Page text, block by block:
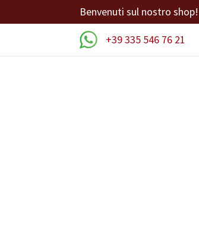
Benvenuti sul nostro shop!
+39 335 546 76 21